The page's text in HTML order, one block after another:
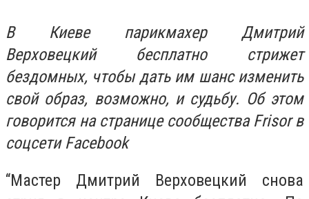
В Киеве парикмахер Дмитрий
Верховецкий бесплатно стрижет
бездомных, чтобы дать им шанс изменить
свой образ, возможно, и судьбу. Об этом
говорится на странице сообщества Frisor в
соцсети Facebook
“Мастер Дмитрий Верховецкий снова